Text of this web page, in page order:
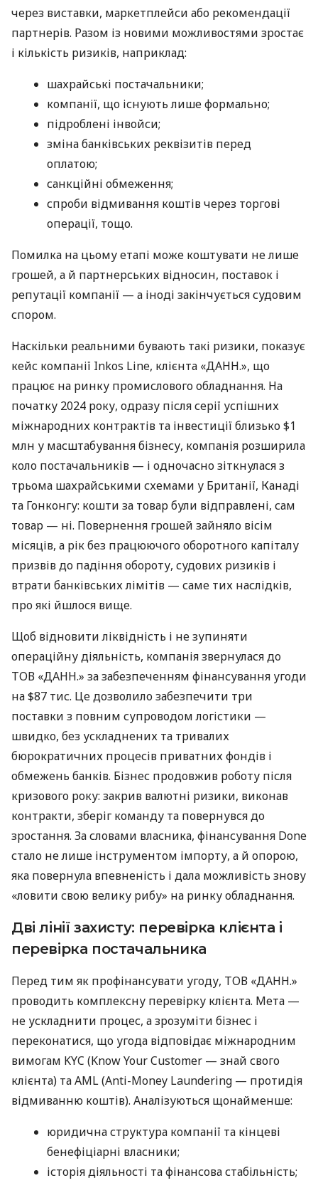
через виставки, маркетплейси або рекомендації
партнерів. Разом із новими можливостями зростає
і кількість ризиків, наприклад:
шахрайські постачальники;
компанії, що існують лише формально;
підроблені інвойси;
зміна банківських реквізитів перед
оплатою;
санкційні обмеження;
спроби відмивання коштів через торгові
операції, тощо.
Помилка на цьому етапі може коштувати не лише
грошей, а й партнерських відносин, поставок і
репутації компанії — а іноді закінчується судовим
спором.
Наскільки реальними бувають такі ризики, показує
кейс компанії Inkos Line, клієнта «ДАНН.», що
працює на ринку промислового обладнання. На
початку 2024 року, одразу після серії успішних
міжнародних контрактів та інвестиції близько $1
млн у масштабування бізнесу, компанія розширила
коло постачальників — і одночасно зіткнулася з
трьома шахрайськими схемами у Британії, Канаді
та Гонконгу: кошти за товар були відправлені, сам
товар — ні. Повернення грошей зайняло вісім
місяців, а рік без працюючого оборотного капіталу
призвів до падіння обороту, судових ризиків і
втрати банківських лімітів — саме тих наслідків,
про які йшлося вище.
Щоб відновити ліквідність і не зупиняти
операційну діяльність, компанія звернулася до
ТОВ «ДАНН.» за забезпеченням фінансування угоди
на $87 тис. Це дозволило забезпечити три
поставки з повним супроводом логістики —
швидко, без ускладнених та тривалих
бюрократичних процесів приватних фондів і
обмежень банків. Бізнес продовжив роботу після
кризового року: закрив валютні ризики, виконав
контракти, зберіг команду та повернувся до
зростання. За словами власника, фінансування Done
стало не лише інструментом імпорту, а й опорою,
яка повернула впевненість і дала можливість знову
«ловити свою велику рибу» на ринку обладнання.
Дві лінії захисту: перевірка клієнта і
перевірка постачальника
Перед тим як профінансувати угоду, ТОВ «ДАНН.»
проводить комплексну перевірку клієнта. Мета —
не ускладнити процес, а зрозуміти бізнес і
переконатися, що угода відповідає міжнародним
вимогам KYC (Know Your Customer — знай свого
клієнта) та AML (Anti-Money Laundering — протидія
відмиванню коштів). Аналізуються щонайменше:
юридична структура компанії та кінцеві
бенефіціарні власники;
історія діяльності та фінансова стабільність;